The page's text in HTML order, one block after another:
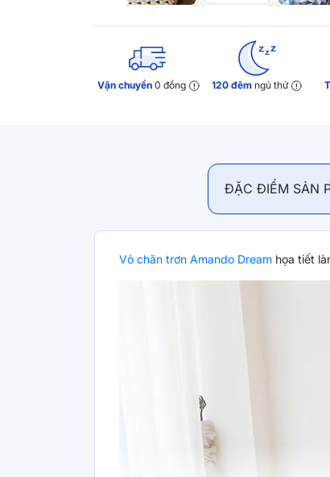
Vận chuyển0 đồng 120 đêm ngủ thử
ĐẶC ĐIỂM SẢN
Vỏ chăn trơn Amando Dream họa tiết